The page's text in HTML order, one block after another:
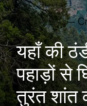
यहाँ की
पहाड़ों से
तुरंत शांत
—